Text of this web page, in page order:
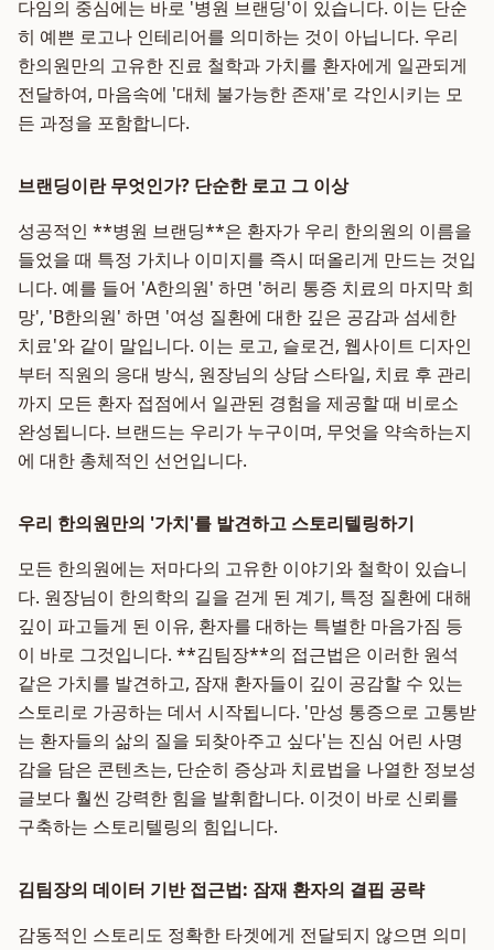
다임의 중심에는 바로 '병원 브랜딩'이 있습니다. 이는 단순
히 예쁜 로고나 인테리어를 의미하는 것이 아닙니다. 우리
한의원만의 고유한 진료 철학과 가치를 환자에게 일관되게
전달하여, 마음속에 '대체 불가능한 존재'로 각인시키는 모
든 과정을 포함합니다.
브랜딩이란 무엇인가? 단순한 로고 그 이상
성공적인 **병원 브랜딩**은 환자가 우리 한의원의 이름을
들었을 때 특정 가치나 이미지를 즉시 떠올리게 만드는 것입
니다. 예를 들어 'A한의원' 하면 '허리 통증 치료의 마지막 희
망', 'B한의원' 하면 '여성 질환에 대한 깊은 공감과 섬세한
치료'와 같이 말입니다. 이는 로고, 슬로건, 웹사이트 디자인
부터 직원의 응대 방식, 원장님의 상담 스타일, 치료 후 관리
까지 모든 환자 접점에서 일관된 경험을 제공할 때 비로소
완성됩니다. 브랜드는 우리가 누구이며, 무엇을 약속하는지
에 대한 총체적인 선언입니다.
우리 한의원만의 '가치'를 발견하고 스토리텔링하기
모든 한의원에는 저마다의 고유한 이야기와 철학이 있습니
다. 원장님이 한의학의 길을 걷게 된 계기, 특정 질환에 대해
깊이 파고들게 된 이유, 환자를 대하는 특별한 마음가짐 등
이 바로 그것입니다. **김팀장**의 접근법은 이러한 원석
같은 가치를 발견하고, 잠재 환자들이 깊이 공감할 수 있는
스토리로 가공하는 데서 시작됩니다. '만성 통증으로 고통받
는 환자들의 삶의 질을 되찾아주고 싶다'는 진심 어린 사명
감을 담은 콘텐츠는, 단순히 증상과 치료법을 나열한 정보성
글보다 훨씬 강력한 힘을 발휘합니다. 이것이 바로 신뢰를
구축하는 스토리텔링의 힘입니다.
김팀장의 데이터 기반 접근법: 잠재 환자의 결핍 공략
감동적인 스토리도 정확한 타겟에게 전달되지 않으면 의미